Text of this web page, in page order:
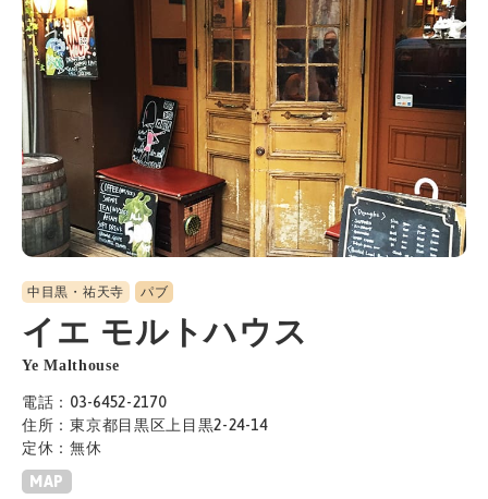
中目黒・祐天寺 パブ
イエ モルトハウス
Ye Malthouse
電話：03-6452-2170
住所：東京都目黒区上目黒2-24-14
定休：無休
MAP